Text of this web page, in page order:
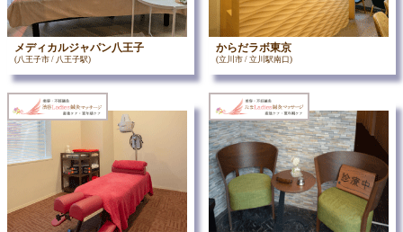
メディカルジャパン八王子
(八王子市 / 八王子駅)
からだラボ東京
(立川市 / 立川駅南口)